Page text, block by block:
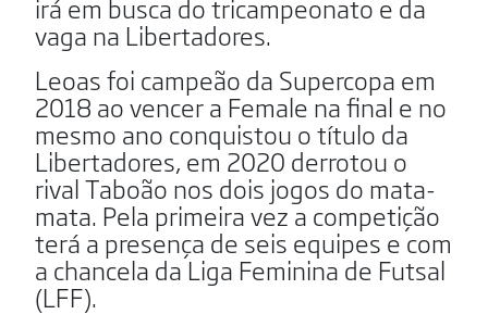
irá em busca do tricampeonato e da
vaga na Libertadores.
Leoas foi campeão da Supercopa em
2018 ao vencer a Female na final e no
mesmo ano conquistou o título da
Libertadores, em 2020 derrotou o
rival Taboão nos dois jogos do mata-
mata. Pela primeira vez a competição
terá a presença de seis equipes e com
a chancela da Liga Feminina de Futsal
(LFF).